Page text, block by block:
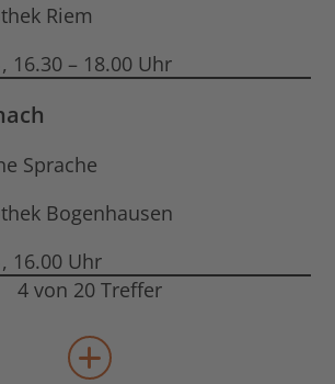
Riem
, 16.30 – 18.00 Uhr
Sprache
Bogenhausen
, 16.00 Uhr
4 von 20 Treffer
mehr Veranstaltungen